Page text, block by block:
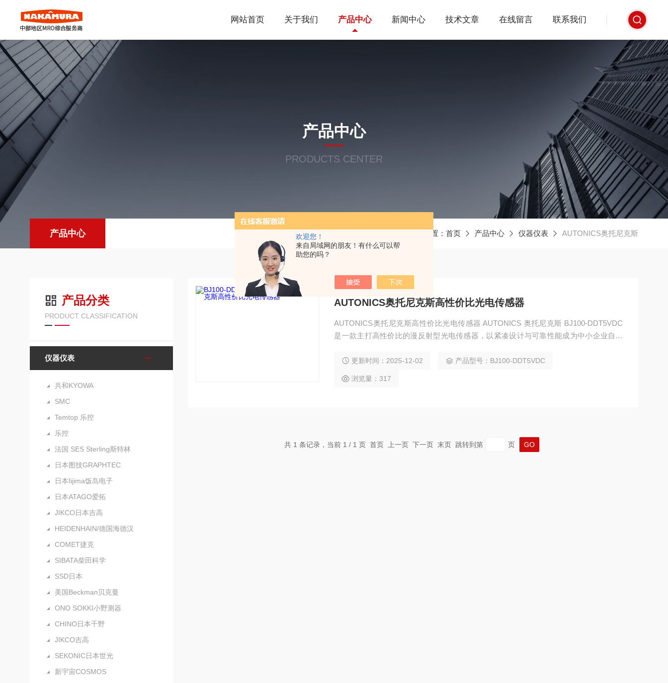
欢迎您！
来自局域网的朋友！有什么可以帮
助您的吗？
网站首页 关于我们 产品中心 新闻中心 技术文章 在线留言 联系我们
产品中心
PRODUCTS CENTER
产品中心 当前位置： 首页 产品中心 仪器仪表 AUTONICS奥托尼克斯
产品分类
PRODUCT CLASSIFICATION
仪器仪表
共和KYOWA
SMC
Temtop 乐控
乐控
法国 SES Sterling斯特林
日本图技GRAPHTEC
日本Iijima饭岛电子
日本ATAGO爱拓
JIKCO日本吉高
HEIDENHAIN/德国海德汉
COMET捷克
SIBATA柴田科学
SSD日本
美国Beckman贝克曼
ONO SOKKI小野测器
CHINO日本千野
JIKCO吉高
SEKONIC日本世光
新宇宙COSMOS
AUTONICS奥托尼克斯高性价比光电传感器
AUTONICS奥托尼克斯高性价比光电传感器 AUTONICS 奥托尼克斯 BJ100-DDT5VDC
是一款主打高性价比的漫反射型光电传感器，以紧凑设计与可靠性能成为中小企业自动
精准高效的检测能力：搭载 850nm 红外 LED 光源，检测距离可达 100mm，能稳定识别
更新时间：2025-12-02 产品型号：BJ100-DDT5VDC
浏览量：317
共 1 条记录，当前 1 / 1 页 首页 上一页 下一页 末页 跳转到第 页